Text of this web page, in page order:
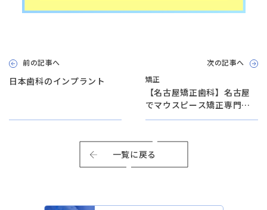
前の記事へ
日本歯科のインプラント
一覧に戻る
次の記事へ
矯正
【名古屋矯正歯科】名古屋
でマウスピース矯正専門の
歯医者｜日本歯科名古屋